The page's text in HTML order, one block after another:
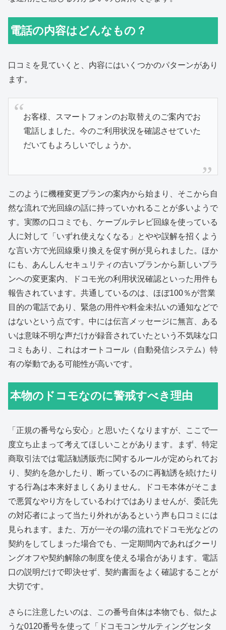
電話の内容はどんなもの？
口コミを見ていくと、内容にはいくつかのパターンがあり
ます。
お客様、スマートフォンのお取替えのご案内でお
電話しました。今のご利用状況を確認させていた
だいてもよろしいでしょうか。
このように機種変更プランの案内から始まり、そこから自
然な流れで光回線の話に持っていかれることが多いようで
す。実際の口コミでも、ケーブルテレビ回線を使っている
人に対して「いずれ使えなくなる」とやや誤解を招くよう
な言い方で光回線乗り換えを促す例が見られました。ほか
にも、あんしんセキュリティの古いプランから新しいプラ
ンへの変更案内、ドコモ光の利用状況確認といった用件も
報告されています。共通しているのは、ほぼ100％が営業
目的の電話であり、緊急の用件や料金未払いの通知などで
はないという点です。中には伝言メッセージに無言、ある
いは意味不明な声だけが録音されていたという不気味な口
コミもあり、これはオートコール（自動発信システム）特
有の挙動である可能性が高いです。
本物のドコモなのに警戒すべき理由
「正規の番号なら安心」と思いたくなりますが、ここで一
度立ち止まって考えてほしいことがあります。まず、特定
商取引法では電話勧誘販売に関するルールが定められてお
り、契約を急かしたり、断っているのに再勧誘を続けたり
する行為は本来好ましくありません。ドコモ本体がそこま
で悪質なやり方をしているわけではありませんが、委託先
の対応者によって当たり外れがあるという声も口コミには
見られます。また、万が一その場の流れでドコモ光などの
契約をしてしまった場合でも、一定期間内であればクーリ
ングオフや契約解除の制度を使える場合があります。電話
口の説明だけで即決せず、契約書面をよく確認することが
大切です。
さらに注意したいのは、この番号自体は本物でも、似たよ
うな0120番号を使って「ドコモコンサルティングセンタ